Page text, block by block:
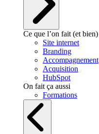
Ce que l’on fait (et bien)
Site internet
Branding
Accompagnement
Acquisition
HubSpot
On fait ça aussi
Formations